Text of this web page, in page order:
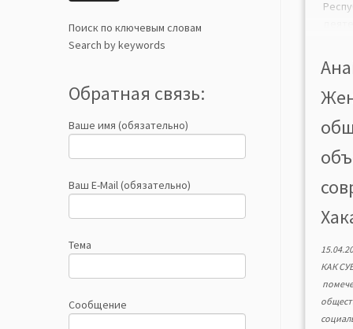
Поиск по ключевым словам
Search by keywords
Обратная связь:
Ваше имя (обязательно)
Ваш E-Mail (обязательно)
Тема
Сообщение
за
КАК